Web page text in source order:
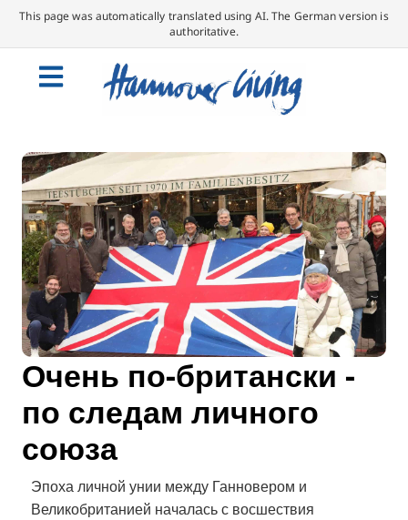
This page was automatically translated using AI. The German version is
authoritative.
Очень по-британски -
по следам личного
союза
Эпоха личной унии между Ганновером и
Великобританией началась с восшествия